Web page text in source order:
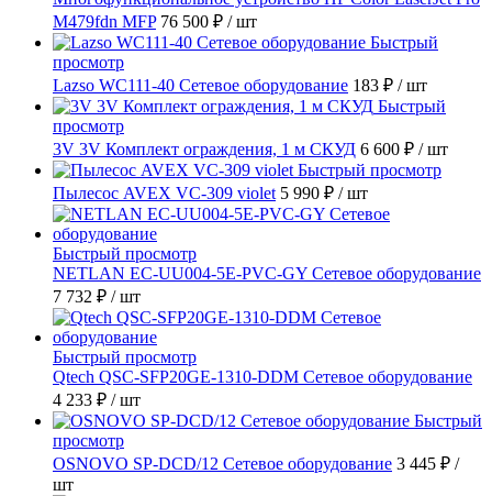
M479fdn MFP 76 500 ₽ / шт
Быстрый
просмотр
Lazso WC111-40 Сетевое оборудование 183 ₽ / шт
Быстрый
просмотр
3V 3V Комплект ограждения, 1 м СКУД 6 600 ₽ / шт
Быстрый просмотр
Пылесос AVEX VC-309 violet 5 990 ₽ / шт
Быстрый просмотр
NETLAN EC-UU004-5E-PVC-GY Сетевое оборудование
7 732 ₽ / шт
Быстрый просмотр
Qtech QSC-SFP20GE-1310-DDM Сетевое оборудование
4 233 ₽ / шт
Быстрый
просмотр
OSNOVO SP-DCD/12 Сетевое оборудование 3 445 ₽ /
шт